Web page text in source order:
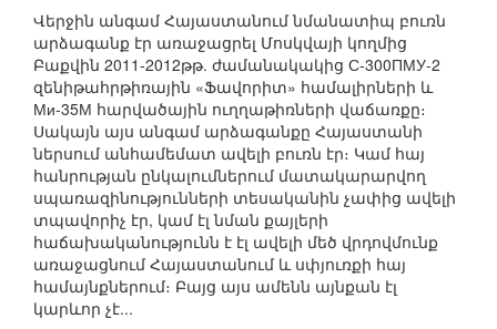
Վերջին անգամ Հայաստանում նմանատիպ բուռն
արձագանք էր առաջացրել Մոսկվայի կողմից
Բաքվին 2011-2012թթ. ժամանակակից С-300ПМУ-2
զենիթահրթիռային «Ֆավորիտ» համալիրների և
Ми-35М հարվածային ուղղաթիռների վաճառքը։
Սակայն այս անգամ արձագանքը Հայաստանի
ներսում անհամեմատ ավելի բուռն էր։ Կամ հայ
հանրության ընկալումներում մատակարարվող
սպառազինությունների տեսականին չափից ավելի
տպավորիչ էր, կամ էլ նման քայլերի
հաճախականությունն է էլ ավելի մեծ վրդովմունք
առաջացնում Հայաստանում և սփյուռքի հայ
համայնքներում։ Բայց այս ամենն այնքան էլ
կարևոր չէ...